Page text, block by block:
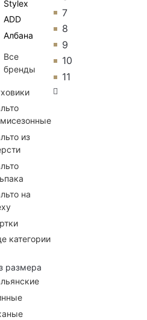
Stylex
ADD
Албана
Все
бренды
из
на
категории
7
8
9
10
11
размера